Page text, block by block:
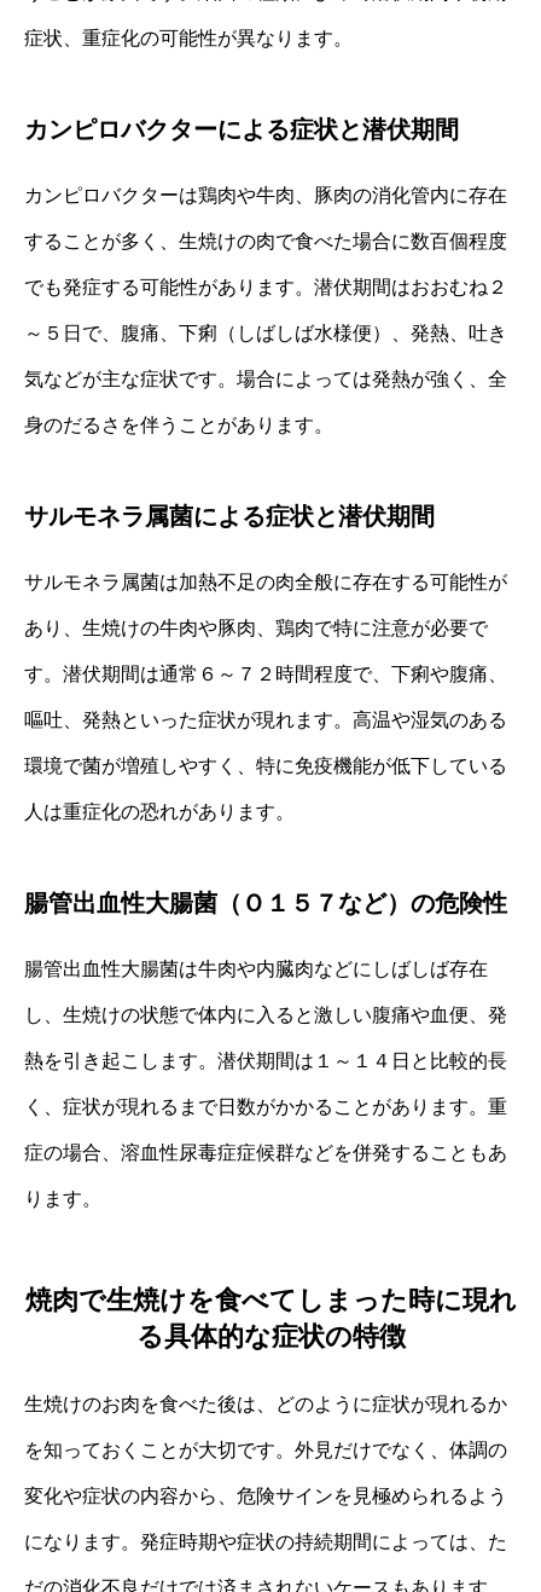
症状、重症化の可能性が異なります。
カンピロバクターによる症状と潜伏期間
カンピロバクターは鶏肉や牛肉、豚肉の消化管内に存在
することが多く、生焼けの肉で食べた場合に数百個程度
でも発症する可能性があります。潜伏期間はおおむね２
～５日で、腹痛、下痢（しばしば水様便）、発熱、吐き
気などが主な症状です。場合によっては発熱が強く、全
身のだるさを伴うことがあります。
サルモネラ属菌による症状と潜伏期間
サルモネラ属菌は加熱不足の肉全般に存在する可能性が
あり、生焼けの牛肉や豚肉、鶏肉で特に注意が必要で
す。潜伏期間は通常６～７２時間程度で、下痢や腹痛、
嘔吐、発熱といった症状が現れます。高温や湿気のある
環境で菌が増殖しやすく、特に免疫機能が低下している
人は重症化の恐れがあります。
腸管出血性大腸菌（Ｏ１５７など）の危険性
腸管出血性大腸菌は牛肉や内臓肉などにしばしば存在
し、生焼けの状態で体内に入ると激しい腹痛や血便、発
熱を引き起こします。潜伏期間は１～１４日と比較的長
く、症状が現れるまで日数がかかることがあります。重
症の場合、溶血性尿毒症症候群などを併発することもあ
ります。
焼肉で生焼けを食べてしまった時に現れ
る具体的な症状の特徴
生焼けのお肉を食べた後は、どのように症状が現れるか
を知っておくことが大切です。外見だけでなく、体調の
変化や症状の内容から、危険サインを見極められるよう
になります。発症時期や症状の持続期間によっては、た